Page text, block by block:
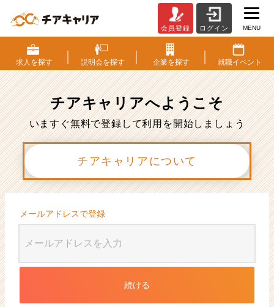
員
登
録
ベ
ン
チ
ャ
成
企
か
ら
ス
カ
ウ
届
会員登録 ログイン MENU
求人を探す 説明会を探す 企業を探す 就職イベント
チアキャリアへようこそ
いますぐ無料で登録して利用を開始しましょう
チアキャリアについて
メールアドレスで登録
続ける